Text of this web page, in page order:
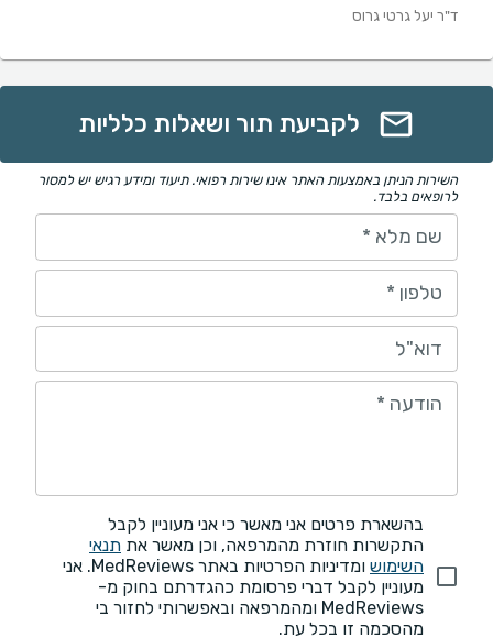
ד"ר יעל גרטי גרוס
לקביעת תור ושאלות כלליות
השירות הניתן באמצעות האתר אינו שירות רפואי. תיעוד ומידע רגיש יש למסור
לרופאים בלבד.
שם מלא *
טלפון *
דוא"ל
הודעה *
בהשארת פרטים אני מאשר כי אני מעוניין לקבל
התקשרות חוזרת מהמרפאה, וכן מאשר את תנאי
השימוש
ומדיניות הפרטיות באתר MedReviews. אני
מעוניין לקבל דברי פרסומת כהגדרתם בחוק מ-
MedReviews ומהמרפאה ובאפשרותי לחזור בי
מהסכמה זו בכל עת.